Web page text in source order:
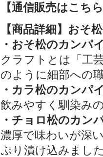
【通信販売はこち
【商品詳細】おそ
・おそ松のカンパ
クラフトとは「工
のように細部への
・カラ松のカンパ
飲みやすく馴染み
・チョロ松のカン
濃厚で味わいが深
ぷり漬け込みまし